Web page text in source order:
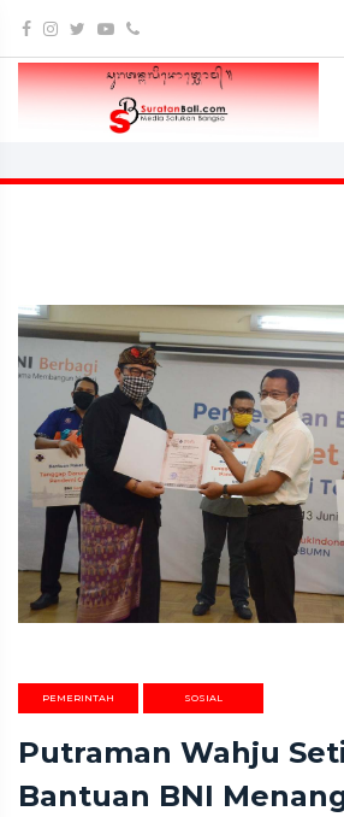
PEMERINTAH SOSIAL
Putraman Wahju
Bantuan BNI